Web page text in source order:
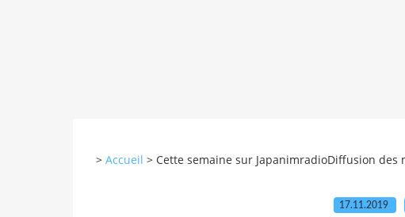
> Accueil > Cette semaine sur JapanimradioDiffusion des
17.11.2019